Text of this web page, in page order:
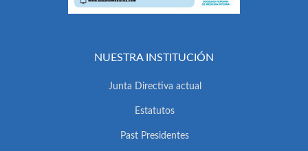
NUESTRA INSTITUCIÓN
Junta Directiva actual
Estatutos
Past Presidentes